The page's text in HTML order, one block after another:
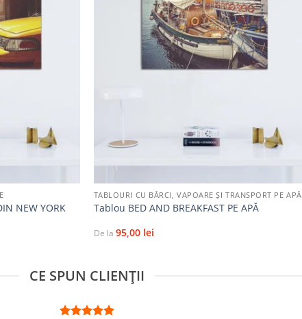
Adaugă
NEW YORK
Adaugă
favorite
+
TABLOURI CU BĂRCI, VAPOARE ȘI TRANSPORT PE APĂ
Tablou BED AND BREAKFAST PE APĂ
De la 95,00 lei
CE SPUN CLIENȚII